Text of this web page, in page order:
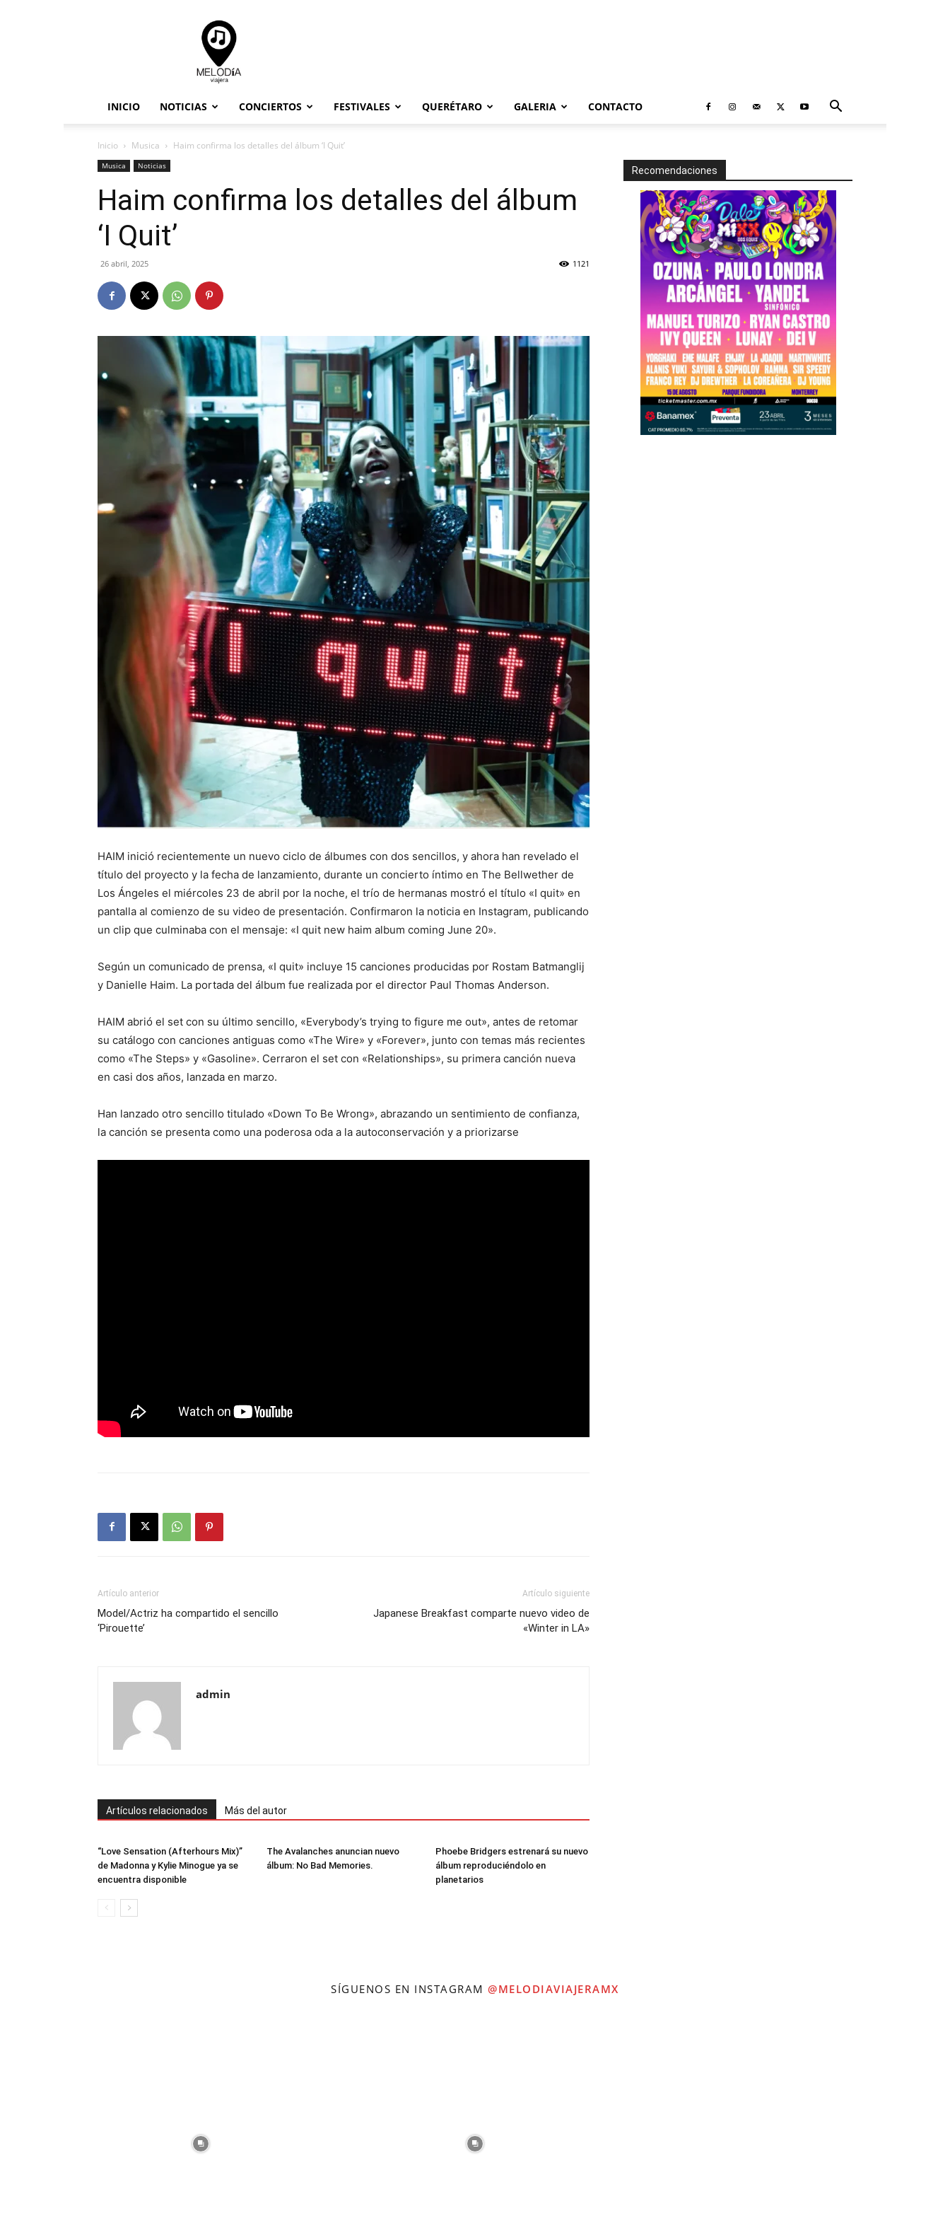
Melodia
Viajera
INICIO NOTICIAS CONCIERTOS FESTIVALES QUERÉTARO GALERIA CONTACTO
Inicio Musica Haim confirma los detalles del álbum ‘I Quit’
Musica Noticias
Haim confirma los detalles del álbum
‘I Quit’
26 abril, 2025 1121
HAIM inició recientemente un nuevo ciclo de álbumes con dos sencillos, y ahora han revelado el
título del proyecto y la fecha de lanzamiento, durante un concierto íntimo en The Bellwether de
Los Ángeles el miércoles 23 de abril por la noche, el trío de hermanas mostró el título «I quit» en
pantalla al comienzo de su video de presentación. Confirmaron la noticia en Instagram, publicando
un clip que culminaba con el mensaje: «I quit new haim album coming June 20».
Según un comunicado de prensa, «I quit» incluye 15 canciones producidas por Rostam Batmanglij
y Danielle Haim. La portada del álbum fue realizada por el director Paul Thomas Anderson.
HAIM abrió el set con su último sencillo, «Everybody’s trying to figure me out», antes de retomar
su catálogo con canciones antiguas como «The Wire» y «Forever», junto con temas más recientes
como «The Steps» y «Gasoline». Cerraron el set con «Relationships», su primera canción nueva
en casi dos años, lanzada en marzo.
Han lanzado otro sencillo titulado «Down To Be Wrong», abrazando un sentimiento de confianza,
la canción se presenta como una poderosa oda a la autoconservación y a priorizarse
Artículo anterior
Model/Actriz ha compartido el sencillo
‘Pirouette’
Artículo siguiente
Japanese Breakfast comparte nuevo video de
«Winter in LA»
admin
Artículos relacionados Más del autor
“Love Sensation (Afterhours Mix)”
de Madonna y Kylie Minogue ya se
encuentra disponible
The Avalanches anuncian nuevo
álbum: No Bad Memories.
Phoebe Bridgers estrenará su nuevo
álbum reproduciéndolo en
planetarios
Recomendaciones
SÍGUENOS EN INSTAGRAM@MELODIAVIAJERAMX